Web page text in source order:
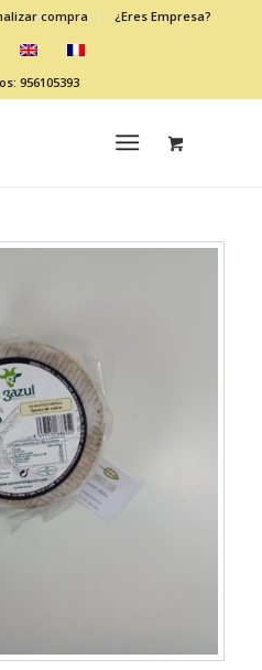
compra ¿Eres Empresa?
956105393